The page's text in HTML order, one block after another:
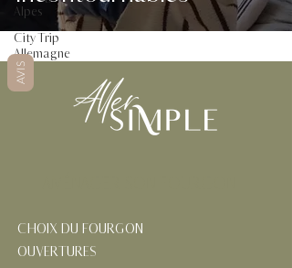
Alpes
City Trip
Allemagne
CHOIX DU FOURGON
OUVERTURES
AVIS